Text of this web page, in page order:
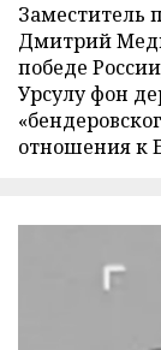
Заместитель
Дмитрий
победе
Урсулу фон
отношения к